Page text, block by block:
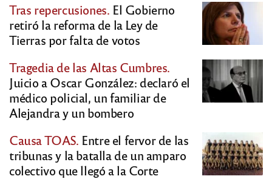
Tras repercusiones. El Gobierno
retiró la reforma de la Ley de
Tierras por falta de votos
Tragedia de las Altas Cumbres.
Juicio a Oscar González: declaró el
médico policial, un familiar de
Alejandra y un bombero
Causa TOAS. Entre el fervor de las
tribunas y la batalla de un amparo
colectivo que llegó a la Corte